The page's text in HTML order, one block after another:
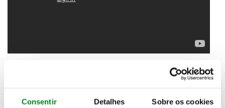
Consentir Detalhes Sobre os cookies
O presidente do Automóvel Club de Portugal,
Confederação do Desporto de Portugal. O
responsável do ACP foi distinguido pelo trabalho